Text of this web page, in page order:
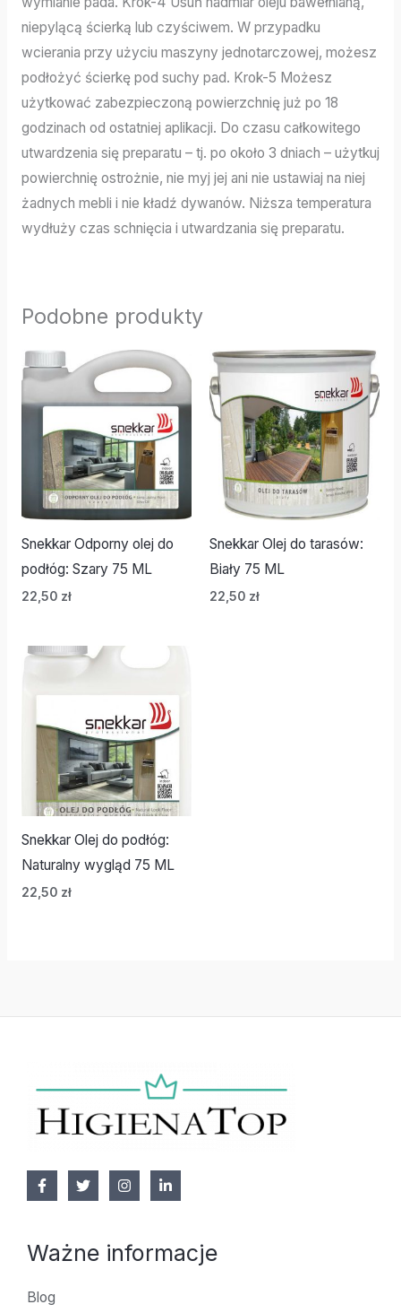
niepylącą ścierką lub czyściwem. W przypadku
wcierania przy użyciu maszyny jednotarczowej, możesz
podłożyć ścierkę pod suchy pad. Krok-5 Możesz
użytkować zabezpieczoną powierzchnię już po 18
godzinach od ostatniej aplikacji. Do czasu całkowitego
utwardzenia się preparatu – tj. po około 3 dniach – użytkuj
powierchnię ostrożnie, nie myj jej ani nie ustawiaj na niej
żadnych mebli i nie kładź dywanów. Niższa temperatura
wydłuży czas schnięcia i utwardzania się preparatu.
Podobne produkty
Snekkar Odporny olej do
podłóg: Szary 75 ML
22,50 zł
Snekkar Olej do tarasów:
Biały 75 ML
22,50 zł
Snekkar Olej do podłóg:
Naturalny wygląd 75 ML
22,50 zł
Ważne informacje
Blog